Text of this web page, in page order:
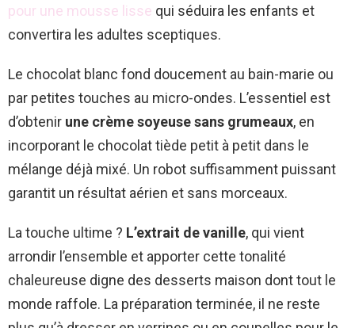
pour une mousse lisse qui séduira les enfants et
convertira les adultes sceptiques.
Le chocolat blanc fond doucement au bain-marie ou
par petites touches au micro-ondes. L’essentiel est
d’obtenir une crème soyeuse sans grumeaux, en
incorporant le chocolat tiède petit à petit dans le
mélange déjà mixé. Un robot suffisamment puissant
garantit un résultat aérien et sans morceaux.
La touche ultime ? L’extrait de vanille, qui vient
arrondir l’ensemble et apporter cette tonalité
chaleureuse digne des desserts maison dont tout le
monde raffole. La préparation terminée, il ne reste